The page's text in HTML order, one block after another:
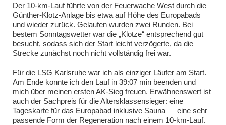
Der 10-km-Lauf führte von der Feuerwache West durch die
Günther-Klotz-Anlage bis etwa auf Höhe des Europabads
und wieder zurück. Gelaufen wurden zwei Runden. Bei
bestem Sonntagswetter war die „Klotze“ entsprechend gut
besucht, sodass sich der Start leicht verzögerte, da die
Strecke zunächst noch nicht vollständig frei war.
Für die LSG Karlsruhe war ich als einziger Läufer am Start.
Am Ende konnte ich den Lauf in 39:07 min beenden und
mich über meinen ersten AK-Sieg freuen. Erwähnenswert ist
auch der Sachpreis für die Altersklassensieger: eine
Tageskarte für das Europabad inklusive Sauna — eine sehr
passende Form der Regeneration nach einem 10-km-Lauf.